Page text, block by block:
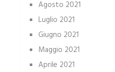
Agosto 2021
Luglio 2021
Giugno 2021
Maggio 2021
Aprile 2021